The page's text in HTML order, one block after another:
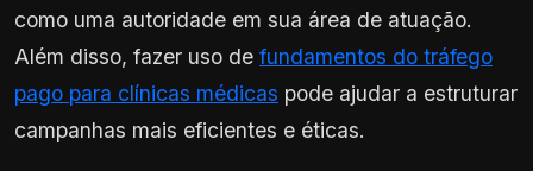
como uma autoridade em sua área de atuação.
Além disso, fazer uso de fundamentos do tráfego
pago para clínicas médicas pode ajudar a estruturar
campanhas mais eficientes e éticas.